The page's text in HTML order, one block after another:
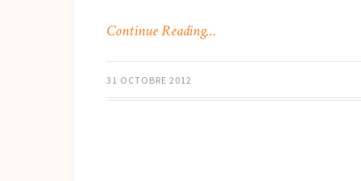
Continue Reading…
31 OCTOBRE 2012